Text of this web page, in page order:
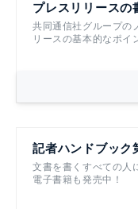
プレスリリースの
共同通信社グループの
リースの基本的なポイ
記者ハンドブック
文書を書くすべての人
電子書籍も発売中！